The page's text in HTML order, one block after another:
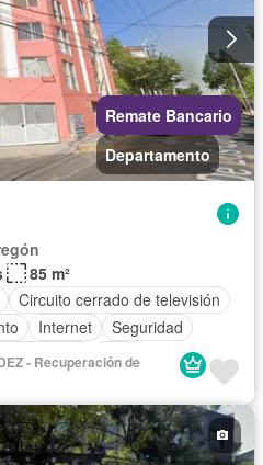
Remate Bancario
Departamento
85 m²
Circuito cerrado de televisión
Internet
Seguridad
Wifi
- Recuperación de